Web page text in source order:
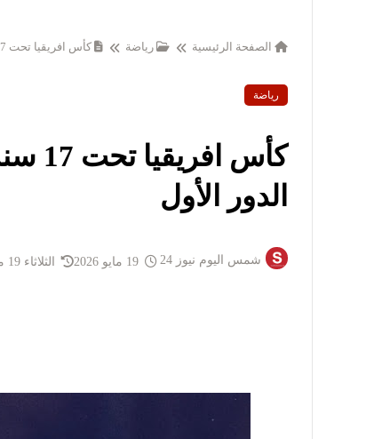
الصفحة الرئيسية رياضة كأس افريقيا تحت 17 سنة: إثيوبيا تقصي تونس من الدور الأول
رياضة
كأس
الدور الأول
شمس اليوم نيوز 24 الثلاثاء 19 مايو 2026